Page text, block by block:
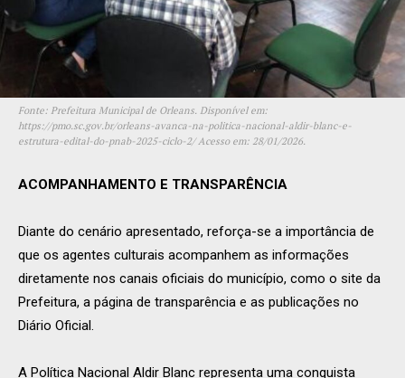
Fonte: Prefeitura Municipal de Orleans. Disponível em:
https://pmo.sc.gov.br/orleans-avanca-na-politica-nacional-aldir-blanc-e-
estrutura-edital-do-pnab-2025-ciclo-2/ Acesso em: 28/01/2026.
ACOMPANHAMENTO E TRANSPARÊNCIA
Diante do cenário apresentado, reforça-se a importância de
que os agentes culturais acompanhem as informações
diretamente nos canais oficiais do município, como o site da
Prefeitura, a página de transparência e as publicações no
Diário Oficial.
A Política Nacional Aldir Blanc representa uma conquista